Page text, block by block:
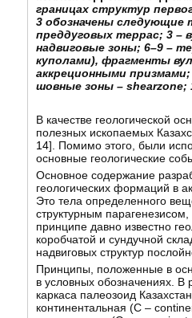
границах структур
3 обозначены следующие
преддуговых террас; 3 –
надвиговые зоны; 6–9 –
куполами), фрагменты
аккреционными
шовные зоны – shearzone;
В качестве геологической
полезных ископаемых
14]. Помимо этого, были
основные геологические
Основное содержание
геологических формаций в
Это тела определенного
структурным
принципе давно известно
коробчатой и сундучной
надвиговых структур
Принципы, положенные в
в условных обозначениях. В
каркаса палеозоид
континентальная (С –